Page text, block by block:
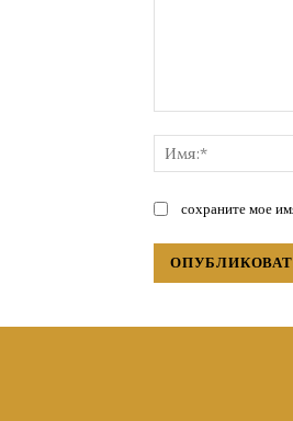
сохраните мое